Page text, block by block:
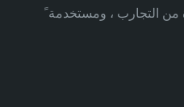
من التجارب ، ومستخدمة